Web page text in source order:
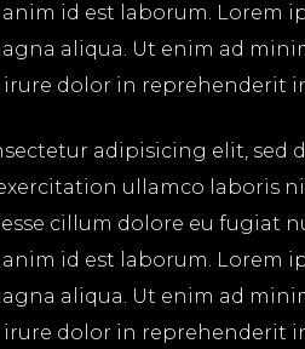
id est laborum. Lorem
aliqua. Ut enim ad
dolor in reprehenderit
adipisicing elit,
ullamco laboris
cillum dolore eu fugiat
id est laborum. Lorem
aliqua. Ut enim ad
dolor in reprehenderit